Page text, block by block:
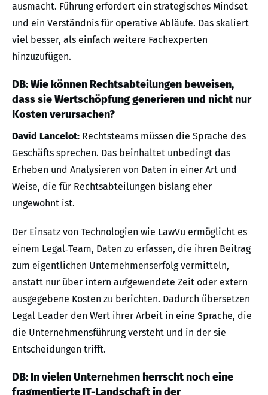
ausmacht. Führung erfordert ein strategisches Mindset
und ein Verständnis für operative Abläufe. Das skaliert
viel besser, als einfach weitere Fachexperten
hinzuzufügen.
DB: Wie können Rechtsabteilungen beweisen,
dass sie Wertschöpfung generieren und nicht nur
Kosten verursachen?
David Lancelot: Rechtsteams müssen die Sprache des
Geschäfts sprechen. Das beinhaltet unbedingt das
Erheben und Analysieren von Daten in einer Art und
Weise, die für Rechtsabteilungen bislang eher
ungewohnt ist.
Der Einsatz von Technologien wie LawVu ermöglicht es
einem Legal‑Team, Daten zu erfassen, die ihren Beitrag
zum eigentlichen Unternehmenserfolg vermitteln,
anstatt nur über intern aufgewendete Zeit oder extern
ausgegebene Kosten zu berichten. Dadurch übersetzen
Legal Leader den Wert ihrer Arbeit in eine Sprache, die
die Unternehmensführung versteht und in der sie
Entscheidungen trifft.
DB: In vielen Unternehmen herrscht noch eine
fragmentierte IT-Landschaft in der